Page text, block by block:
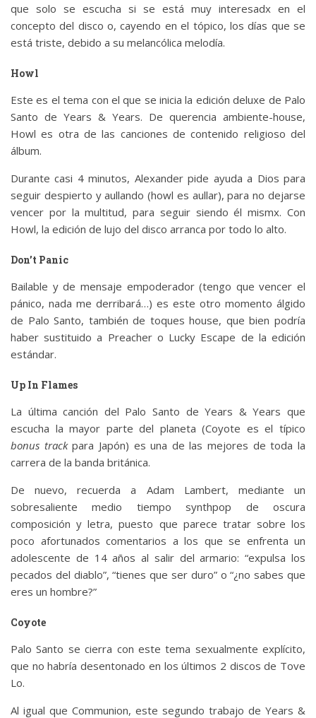
que solo se escucha si se está muy interesadx en el
concepto del disco o, cayendo en el tópico, los días que se
está triste, debido a su melancólica melodía.
Howl
Este es el tema con el que se inicia la edición deluxe de Palo
Santo de Years & Years. De querencia ambiente-house,
Howl es otra de las canciones de contenido religioso del
álbum.
Durante casi 4 minutos, Alexander pide ayuda a Dios para
seguir despierto y aullando (howl es aullar), para no dejarse
vencer por la multitud, para seguir siendo él mismx. Con
Howl, la edición de lujo del disco arranca por todo lo alto.
Don’t Panic
Bailable y de mensaje empoderador (tengo que vencer el
pánico, nada me derribará…) es este otro momento álgido
de Palo Santo, también de toques house, que bien podría
haber sustituido a Preacher o Lucky Escape de la edición
estándar.
Up In Flames
La última canción del Palo Santo de Years & Years que
escucha la mayor parte del planeta (Coyote es el típico
bonus trackpara Japón) es una de las mejores de toda la
carrera de la banda británica.
De nuevo, recuerda a Adam Lambert, mediante un
sobresaliente medio tiempo synthpop de oscura
composición y letra, puesto que parece tratar sobre los
poco afortunados comentarios a los que se enfrenta un
adolescente de 14 años al salir del armario: “expulsa los
pecados del diablo”, “tienes que ser duro” o “¿no sabes que
eres un hombre?”
Coyote
Palo Santo se cierra con este tema sexualmente explícito,
que no habría desentonado en los últimos 2 discos de Tove
Lo.
Al igual que Communion, este segundo trabajo de Years &